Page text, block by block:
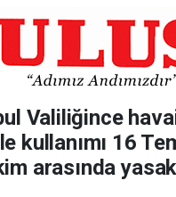
Valiliğince
kullanımı 16
arasında